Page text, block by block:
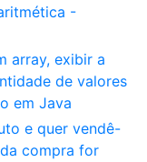
-
array, exibir a
de valores
em Java
e quer vendê-
compra for